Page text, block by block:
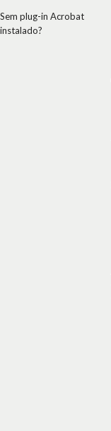
Sem plug-in Acrobat
instalado?